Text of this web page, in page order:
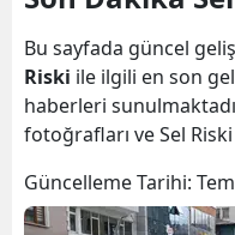
Bu sayfada güncel
Riski ile ilgili en son
haberleri
fotoğrafları ve Sel
Güncelleme Tarihi: